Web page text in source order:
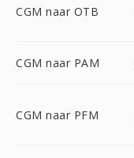
CGM naar OTB
CGM naar PAM
CGM naar PFM